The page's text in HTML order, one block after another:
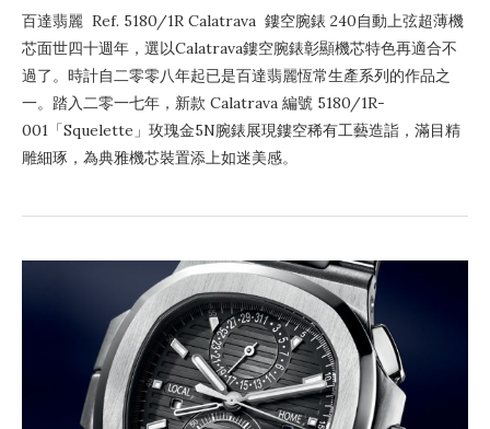
百達翡麗 Ref. 5180/1R Calatrava 鏤空腕錶 240自動上弦超薄機
芯面世四十週年，選以Calatrava鏤空腕錶彰顯機芯特色再適合不
過了。時計自二零零八年起已是百達翡麗恆常生產系列的作品之
一。踏入二零一七年，新款 Calatrava 編號 5180/1R-
001「Squelette」玫瑰金5N腕錶展現鏤空稀有工藝造詣，滿目精
雕細琢，為典雅機芯裝置添上如迷美感。